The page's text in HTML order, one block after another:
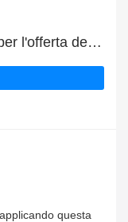
Approfitta dello sconto del 32% per l'offerta del giorno di Keepersecurity
questa